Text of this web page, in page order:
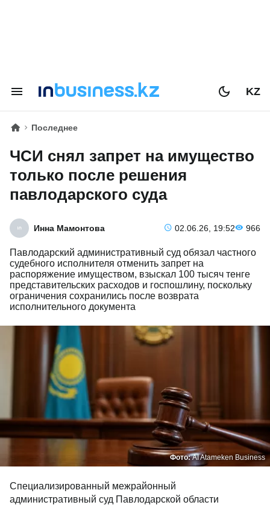
KZ
Последнее
ЧСИ снял запрет на имущество
только после решения
павлодарского суда
Инна Мамонтова 02.06.26, 19:52 966
Павлодарский административный суд обязал частного
судебного исполнителя отменить запрет на
распоряжение имуществом, взыскал 100 тысяч тенге
представительских расходов и госпошлину, поскольку
ограничения сохранились после возврата
исполнительного документа
Фото:AI Atameken Business
Специализированный межрайонный
административный суд Павлодарской области